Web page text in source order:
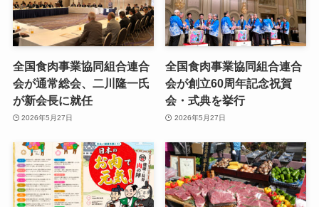
全国食肉事業協同組合連合
会が通常総会、二川隆一氏
が新会長に就任
2026年5月27日
全国食肉事業協同組合連合
会が創立60周年記念祝賀
会・式典を挙行
2026年5月27日